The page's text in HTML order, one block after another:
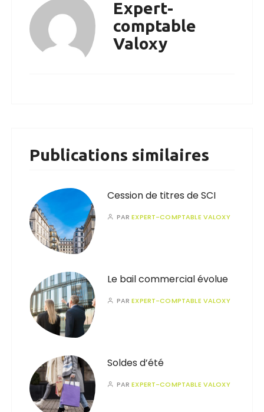
Expert-
comptable
Valoxy
Publications similaires
Cession de titres de SCI
PAREXPERT-COMPTABLE VALOXY
Le bail commercial évolue
PAREXPERT-COMPTABLE VALOXY
Soldes d’été
PAREXPERT-COMPTABLE VALOXY